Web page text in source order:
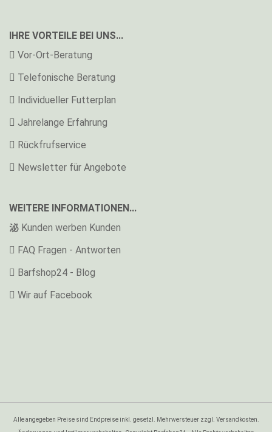
IHRE VORTEILE BEI UNS...
Vor-Ort-Beratung
Telefonische Beratung
Individueller Futterplan
Jahrelange Erfahrung
Rückfrufservice
Newsletter für Angebote
WEITERE INFORMATIONEN...
Kunden werben Kunden
FAQ Fragen - Antworten
Barfshop24 - Blog
Wir auf Facebook
Alle angegeben Preise sind Endpreise inkl. gesetzl. Mehrwersteuer zzgl. Versandkosten.